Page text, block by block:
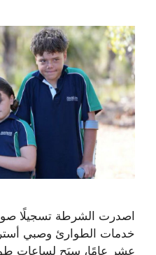
اصدرت الشرطة تسجيلًا
خدمات الطوارئ وصبي
عشر عامًا، سبَح لساعات